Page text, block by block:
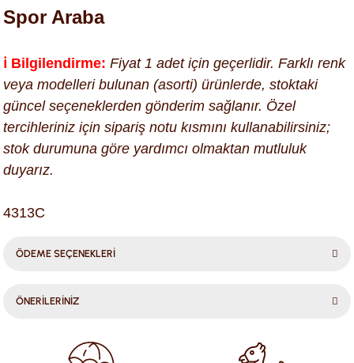
Spor Araba
ℹ️ Bilgilendirme: Fiyat 1 adet için geçerlidir. Farklı renk
veya modelleri bulunan (asorti) ürünlerde, stoktaki
güncel seçeneklerden gönderim sağlanır. Özel
tercihleriniz için sipariş notu kısmını kullanabilirsiniz;
stok durumuna göre yardımcı olmaktan mutluluk
duyarız.
4313C
ÖDEME SEÇENEKLERİ
ÖNERİLERİNİZ
konularda yetersiz gördüğünüz noktaları öneri formunu